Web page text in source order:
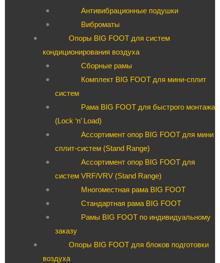
Антивибрационные подушки
Виброматы
Опоры BIG FOOT для систем
кондиционирования воздуха
Сборные рамы
Комплект BIG FOOT для мини-сплит
систем
Рама BIG FOOT для быстрого монтажа
(Lock ‘n’ Load)
Ассортимент опор BIG FOOT для мини
сплит-систем (Stand Range)
Ассортимент опор BIG FOOT для
систем VRF/VRV (Stand Range)
Многоместная рама BIG FOOT
Стандартная рама BIG FOOT
Рамы BIG FOOT по индивидуальному
заказу
Опоры BIG FOOT для блоков подготовки
воздуха